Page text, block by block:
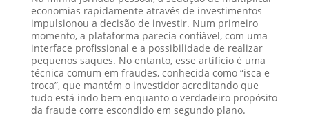
economias rapidamente através de investimentos
impulsionou a decisão de investir. Num primeiro
momento, a plataforma parecia confiável, com uma
interface profissional e a possibilidade de realizar
pequenos saques. No entanto, esse artifício é uma
técnica comum em fraudes, conhecida como “isca e
troca”, que mantém o investidor acreditando que
tudo está indo bem enquanto o verdadeiro propósito
da fraude corre escondido em segundo plano.